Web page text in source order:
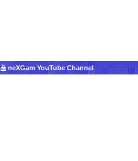
neXGam YouTube Channel